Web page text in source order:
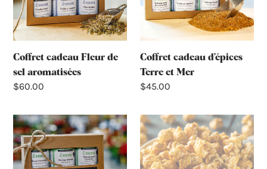
aromatisées
Coffret cadeau Fleur de
sel aromatisées
Prix
$60.00
Mer
Coffret cadeau d'épices
Terre et Mer
Prix
$45.00
Coffret
cadeau
d'épices
Tour
Popcorn
caramel
et
Pain